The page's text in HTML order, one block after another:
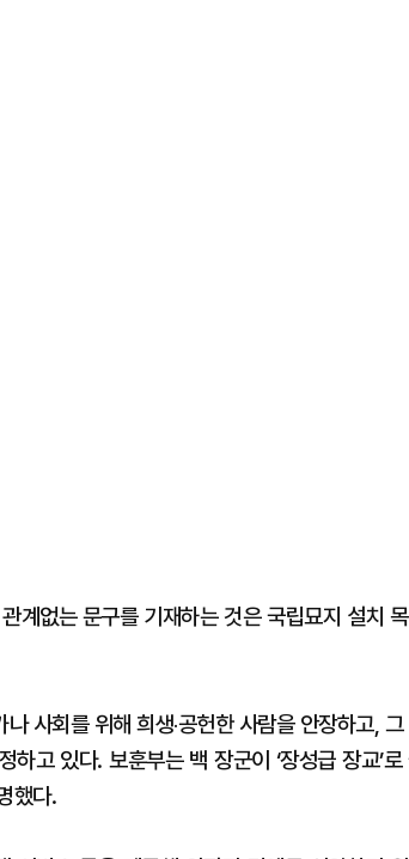
계없는 문구를 기재하는 것은 국립묘지 설치
나 사회를 위해 희생‧공헌한 사람을 안장하고, 그
고 있다. 보훈부는 백 장군이 ‘장성급 장교’로
했다.